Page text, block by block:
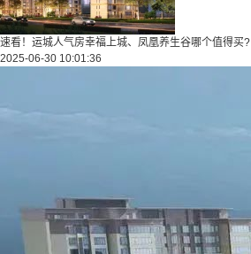
速看！运城人气房幸福上城、凤凰养生谷哪个值得买?
2025-06-30 10:01:36